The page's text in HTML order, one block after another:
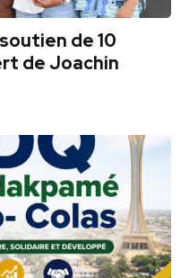
de 10
de Joachin